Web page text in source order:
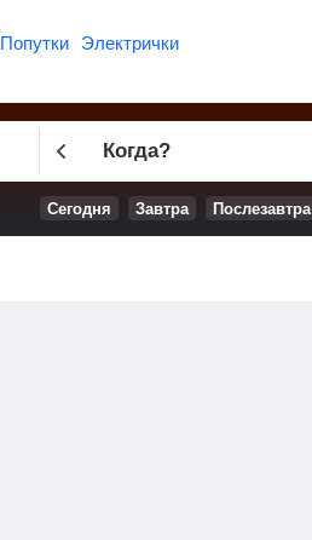
Попутки Электрички
Когда?
Сегодня Завтра Послезавтра